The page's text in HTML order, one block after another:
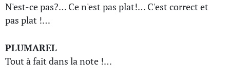
N'est-ce pas?… Ce n'est pas plat!… C'est correct et
pas plat !…
PLUMAREL
Tout à fait dans la note !…